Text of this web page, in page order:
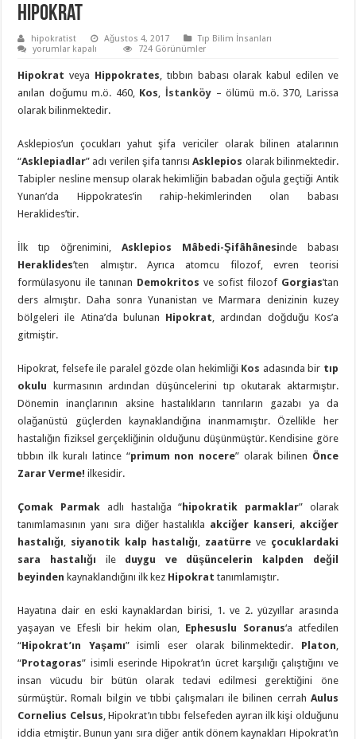
Hipokrat
hipokratist Ağustos 4, 2017
Tıp Bilim İnsanları
Hipokrat
yorumlar kapalı 724 Görünümler
Hipokratveya Hippokrates, tıbbın babası olarak kabul edilen ve
anılan doğumu m.ö. 460, Kos, İstanköy – ölümü m.ö. 370, Larissa
olarak bilinmektedir.
Asklepios’un çocukları yahut şifa vericiler olarak bilinen atalarının
“Asklepiadlar” adı verilen şifa tanrısıAsklepios olarak bilinmektedir.
Tabipler nesline mensup olarak hekimliğin babadan oğula geçtiği Antik
Yunan’da Hippokrates’in rahip-hekimlerinden olan babası
Heraklides’tir.
İlk tıp öğrenimini, Asklepios Mâbedi-Şifâhânesinde babası
Heraklides’ten almıştır. Ayrıca atomcu filozof, evren teorisi
formülasyonu ile tanınan Demokritos ve sofist filozof Gorgias’tan
ders almıştır. Daha sonra Yunanistan ve Marmara denizinin kuzey
bölgeleri ile Atina’da bulunan Hipokrat, ardından doğduğu Kos’a
gitmiştir.
Hipokrat, felsefe ile paralel gözde olan hekimliği Kos adasında bir tıp
okulu kurmasının ardından düşüncelerini tıp okutarak aktarmıştır.
Dönemin inançlarının aksine hastalıkların tanrıların gazabı ya da
olağanüstü güçlerden kaynaklandığına inanmamıştır. Özellikle her
hastalığın fiziksel gerçekliğinin olduğunu düşünmüştür. Kendisine göre
tıbbın ilk kuralı latince “primum non nocere” olarak bilinen Önce
Zarar Verme! ilkesidir.
Çomak Parmak adlı hastalığa “ hipokratik parmaklar” olarak
tanımlamasının yanı sıra diğer hastalıkla akciğer kanseri, akciğer
hastalığı, siyanotik kalp hastalığı, zaatürreve çocuklardaki
sara hastalığı ile duygu ve düşüncelerin kalpden değil
beyinden kaynaklandığını ilk kez Hipokrat tanımlamıştır.
Hayatına dair en eski kaynaklardan birisi, 1. ve 2. yüzyıllar arasında
yaşayan ve Efesli bir hekim olan, Ephesuslu Soranus‘a atfedilen
“Hipokrat’ın Yaşamı” isimli eser olarak bilinmektedir. Platon,
“Protagoras” isimli eserinde Hipokrat’ın ücret karşılığı çalıştığını ve
insan vücudu bir bütün olarak tedavi edilmesi gerektiğini öne
sürmüştür. Romalı bilgin ve tıbbi çalışmaları ile bilinen cerrah Aulus
Cornelius Celsus, Hipokrat’ın tıbbı felsefeden ayıran ilk kişi olduğunu
iddia etmiştir. Bunun yanı sıra diğer antik dönem kaynakları Hipokrat’ın